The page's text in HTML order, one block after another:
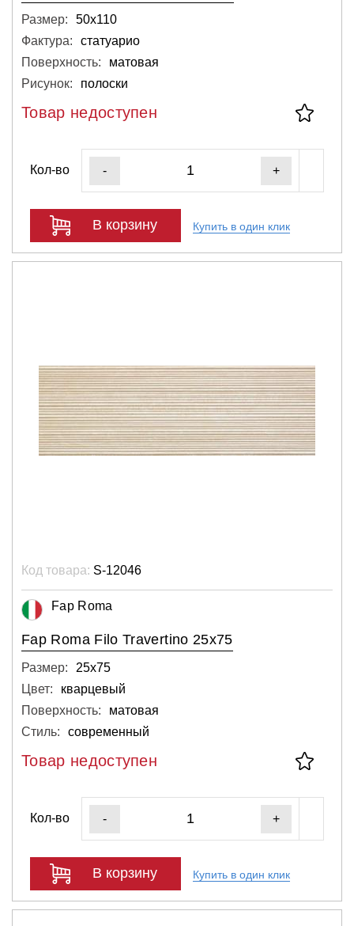
Размер:
50х110
Фактура:
статуарио
Поверхность:
матовая
Рисунок:
полоски
Товар недоступен
Кол-во - +
В корзину Купить в один клик
Код товара: S-12046
Fap Roma
Fap Roma Filo Travertino 25x75
Размер:
25х75
Цвет:
кварцевый
Поверхность:
матовая
Стиль:
современный
Товар недоступен
Кол-во - +
В корзину Купить в один клик